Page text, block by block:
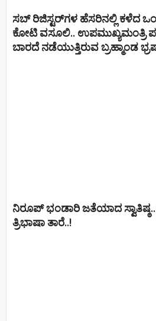
ಸಬ್ ರಿಜಿಸ್ಟರ್​ಗಳ ಹೆಸರಿನಲ್ಲಿ ಕಳೆದ
ಕೋಟಿ ವಸೂಲಿ.. ಉಪಮುಖ್ಯಮಂತ್ರಿ
ಬಾರದೆ ನಡೆಯುತ್ತಿರುವ ಬ್ರಹ್ಮಾಂಡ
ನಿರೂಪ್ ಭಂಡಾರಿ ಜತೆಯಾದ
ತ್ರಿಭಾಷಾ ತಾರೆ..!